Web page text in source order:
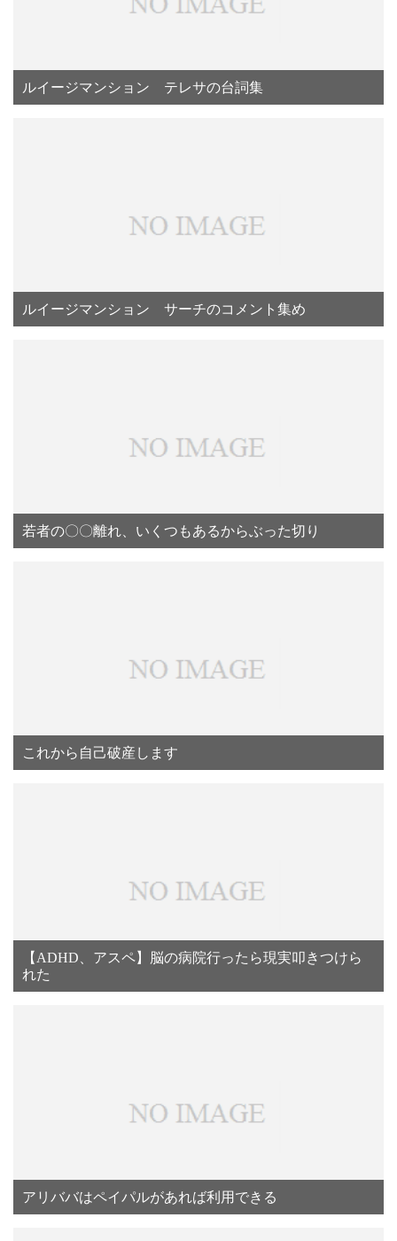
ルイージマンション テレサの台詞集
ルイージマンション サーチのコメント集め
若者の〇〇離れ、いくつもあるからぶった切り
これから自己破産します
【ADHD、アスペ】脳の病院行ったら現実叩きつけら
れた
アリババはペイパルがあれば利用できる